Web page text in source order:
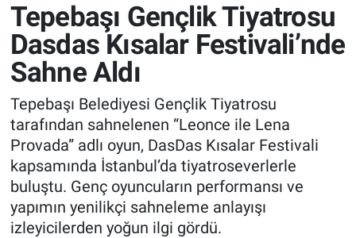
Tepebaşı Gençlik Tiyatrosu
Dasdas Kısalar Festivali’nde
Sahne Aldı
Tepebaşı Belediyesi Gençlik Tiyatrosu
tarafından sahnelenen “Leonce ile Lena
Provada” adlı oyun, DasDas Kısalar Festivali
kapsamında İstanbul’da tiyatroseverlerle
buluştu. Genç oyuncuların performansı ve
yapımın yenilikçi sahneleme anlayışı
izleyicilerden yoğun ilgi gördü.
YAZARLAR
GÜNDEM
SİYASET
TEKNOLOJİ
EKONOMİ
SPOR
Eskişehir Trafik Yoğunluk Haritası
Süper Lig Puan Durumu ve Fikstür
Tüm Manşetler
Son Dakika Haberleri
Haber Arşivi